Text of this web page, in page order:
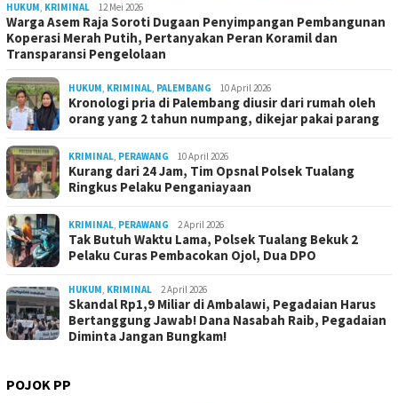
HUKUM, KRIMINAL 12 Mei 2026
Warga Asem Raja Soroti Dugaan Penyimpangan Pembangunan
Koperasi Merah Putih, Pertanyakan Peran Koramil dan
Transparansi Pengelolaan
HUKUM, KRIMINAL, PALEMBANG 10 April 2026
Kronologi pria di Palembang diusir dari rumah oleh
orang yang 2 tahun numpang, dikejar pakai parang
KRIMINAL, PERAWANG 10 April 2026
Kurang dari 24 Jam, Tim Opsnal Polsek Tualang
Ringkus Pelaku Penganiayaan
KRIMINAL, PERAWANG 2 April 2026
Tak Butuh Waktu Lama, Polsek Tualang Bekuk 2
Pelaku Curas Pembacokan Ojol, Dua DPO
HUKUM, KRIMINAL 2 April 2026
Skandal Rp1,9 Miliar di Ambalawi, Pegadaian Harus
Bertanggung Jawab! Dana Nasabah Raib, Pegadaian
Diminta Jangan Bungkam!
POJOK PP